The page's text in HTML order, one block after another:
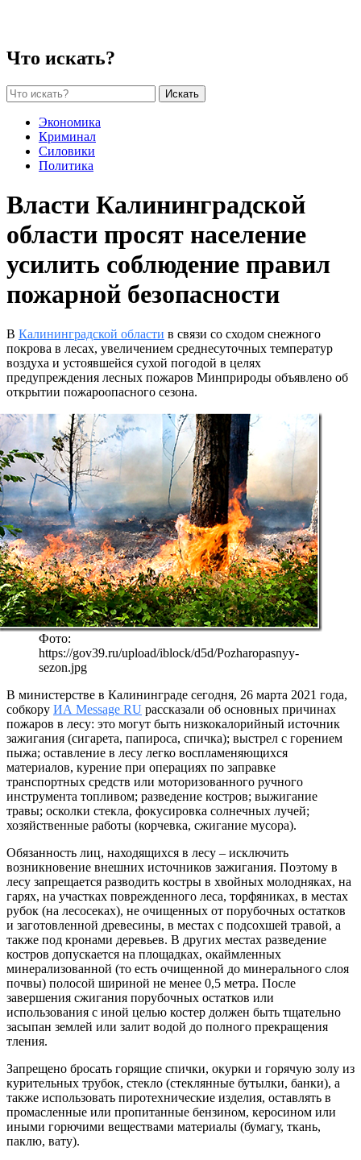
Что искать?
Искать
Экономика
Криминал
Силовики
Политика
Власти Калининградской
области просят население
усилить соблюдение правил
пожарной безопасности
В Калининградской области в связи со сходом снежного
покрова в лесах, увеличением среднесуточных температур
воздуха и устоявшейся сухой погодой в целях
предупреждения лесных пожаров Минприроды объявлено об
открытии пожароопасного сезона.
Фото:
https://gov39.ru/upload/iblock/d5d/Pozharopasnyy-
sezon.jpg
В министерстве в Калининграде сегодня, 26 марта 2021 года,
собкору ИА Message RU рассказали об основных причинах
пожаров в лесу: это могут быть низкокалорийный источник
зажигания (сигарета, папироса, спичка); выстрел с горением
пыжа; оставление в лесу легко воспламеняющихся
материалов, курение при операциях по заправке
транспортных средств или моторизованного ручного
инструмента топливом; разведение костров; выжигание
травы; осколки стекла, фокусировка солнечных лучей;
хозяйственные работы (корчевка, сжигание мусора).
Обязанность лиц, находящихся в лесу – исключить
возникновение внешних источников зажигания. Поэтому в
лесу запрещается разводить костры в хвойных молодняках, на
гарях, на участках поврежденного леса, торфяниках, в местах
рубок (на лесосеках), не очищенных от порубочных остатков
и заготовленной древесины, в местах с подсохшей травой, а
также под кронами деревьев. В других местах разведение
костров допускается на площадках, окаймленных
минерализованной (то есть очищенной до минерального слоя
почвы) полосой шириной не менее 0,5 метра. После
завершения сжигания порубочных остатков или
использования с иной целью костер должен быть тщательно
засыпан землей или залит водой до полного прекращения
тления.
Запрещено бросать горящие спички, окурки и горячую золу из
курительных трубок, стекло (стеклянные бутылки, банки), а
также использовать пиротехнические изделия, оставлять в
промасленные или пропитанные бензином, керосином или
иными горючими веществами материалы (бумагу, ткань,
паклю, вату).